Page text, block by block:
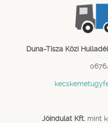
Duna-Tisza Közi
Jóindulat Kft. mint